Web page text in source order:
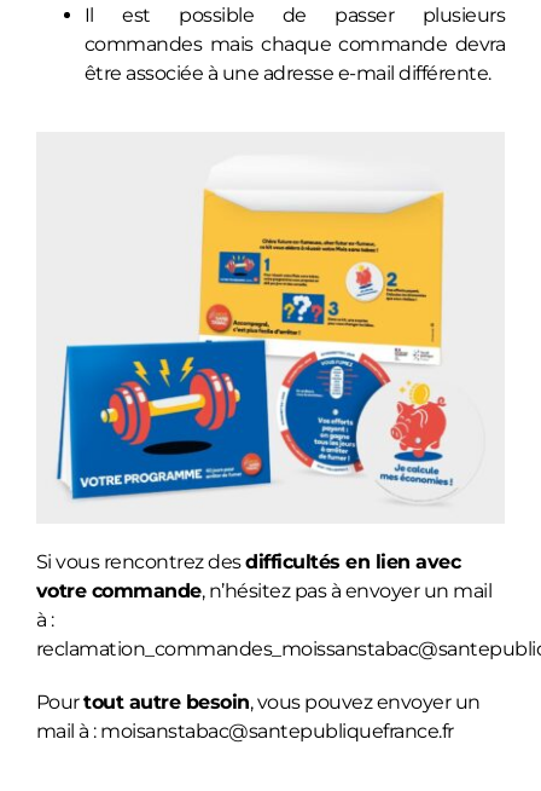
Il est possible de passer plusieurs
commandes mais chaque commande devra
être associée à une adresse e-mail différente.
Si vous rencontrez desdifficultés en lien avec
votre commande, n’hésitez pas à envoyer un mail
à :
Pourtout autre besoin, vous pouvez envoyer un
mail à : moisanstabac@santepubliquefrance.fr